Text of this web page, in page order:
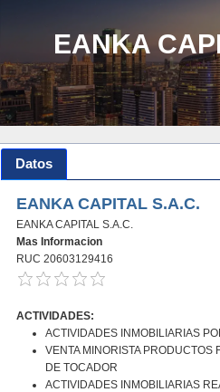
EANKA
Datos
EANKA CAPITAL S.A.C.
EANKA CAPITAL S.A.C.
Mas Informacion
RUC 20603129416
ACTIVIDADES:
ACTIVIDADES INMOBILIARIAS
VENTA MINORISTA PRODUCTOS
DE TOCADOR
ACTIVIDADES INMOBILIARIAS